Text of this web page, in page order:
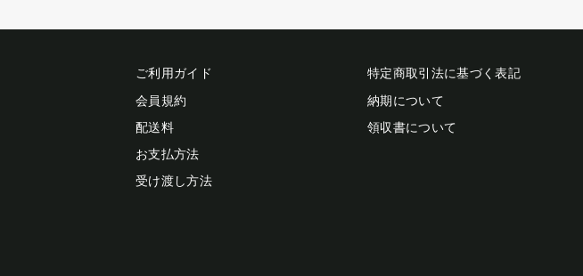
ご利用ガイド
会員規約
配送料
お支払方法
受け渡し方法
特定商取引法に基づく表記
納期について
領収書について